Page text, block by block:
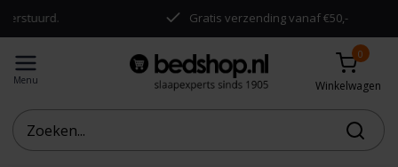
Gratis verzending vanaf €50,-
Menu
0
Winkelwagen